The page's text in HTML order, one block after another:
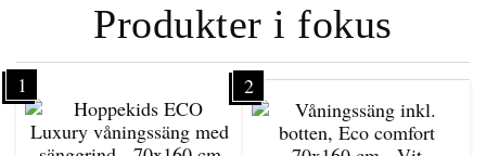
Produkter i fokus
1 2